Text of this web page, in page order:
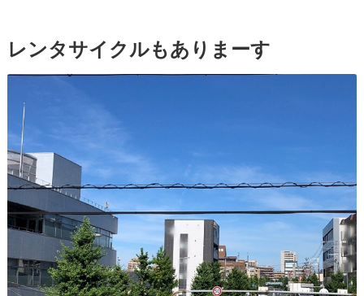
レンタサイクルもありまーす